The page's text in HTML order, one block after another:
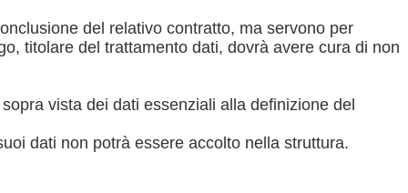
del relativo contratto, ma servono per
titolare del trattamento dati, dovrà avere cura di non
vista dei dati essenziali alla definizione del
dati non potrà essere accolto nella struttura.